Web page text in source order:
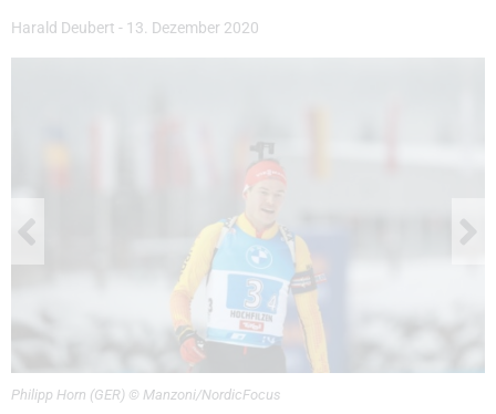
Harald Deubert - 13. Dezember 2020
Philipp Horn (GER) © Manzoni/NordicFocus